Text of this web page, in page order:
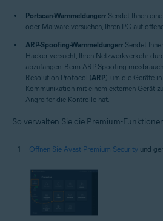
Portscan-Warnmeldungen: Sendet Ihnen
oder Malware versuchen, Ihren PC auf
ARP-Spoofing-Warnmeldungen: Sendet
Hacker versucht, Ihren Netzwerkverkehr
abzufangen. Beim ARP-Spoofing
Resolution Protocol (ARP), um die Geräte
Kommunikation mit einem externen Gerät
Angreifer die Kontrolle hat.
So verwalten Sie die Premium-
Öffnen Sie Avast Premium Security und